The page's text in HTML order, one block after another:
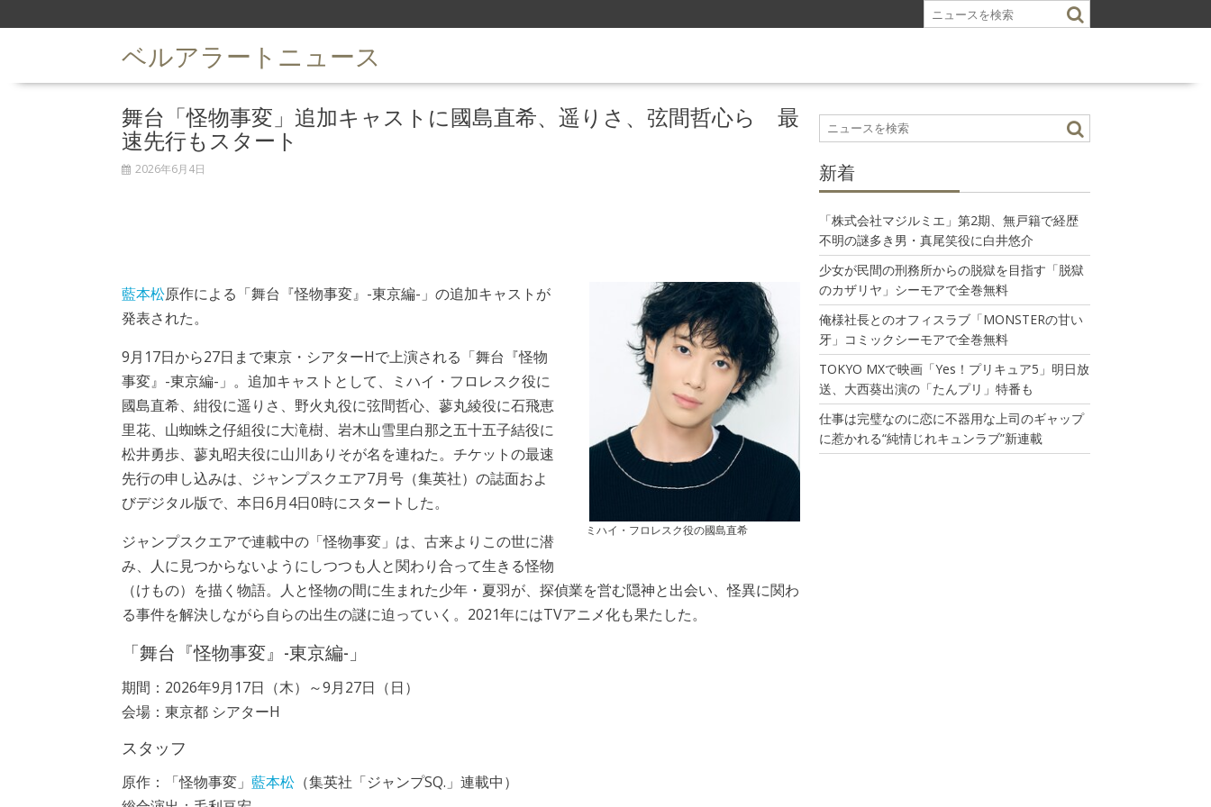
k
ベルアラートニュース
舞台「怪物事変」追加キャストに國島直希、遥りさ、弦間哲心ら 最
速先行もスタート
2026年6月4日
ミハイ・フロレスク役の國島直希
藍本松原作による「舞台『怪物事変』-東京編-」の追加キャストが
発表された。
9月17日から27日まで東京・シアターHで上演される「舞台『怪物
事変』-東京編-」。追加キャストとして、ミハイ・フロレスク役に
國島直希、紺役に遥りさ、野火丸役に弦間哲心、蓼丸綾役に石飛恵
里花、山蜘蛛之仔組役に大滝樹、岩木山雪里白那之五十五子結役に
松井勇歩、蓼丸昭夫役に山川ありそが名を連ねた。チケットの最速
先行の申し込みは、ジャンプスクエア7月号（集英社）の誌面およ
びデジタル版で、本日6月4日0時にスタートした。
ジャンプスクエアで連載中の「怪物事変」は、古来よりこの世に潜
み、人に見つからないようにしつつも人と関わり合って生きる怪物
（けもの）を描く物語。人と怪物の間に生まれた少年・夏羽が、探偵業を営む隠神と出会い、怪異に関わ
る事件を解決しながら自らの出生の謎に迫っていく。2021年にはTVアニメ化も果たした。
「舞台『怪物事変』-東京編-」
期間：2026年9月17日（木）～9月27日（日）
会場：東京都 シアターH
スタッフ
原作：「怪物事変」 藍本松（集英社「ジャンプSQ.」連載中）
新着
「株式会社マジルミエ」第2期、無戸籍で経歴
不明の謎多き男・真尾笑役に白井悠介
少女が民間の刑務所からの脱獄を目指す「脱獄
のカザリヤ」シーモアで全巻無料
俺様社長とのオフィスラブ「MONSTERの甘い
牙」コミックシーモアで全巻無料
TOKYO MXで映画「Yes！プリキュア5」明日放
送、大西葵出演の「たんプリ」特番も
仕事は完璧なのに恋に不器用な上司のギャップ
に惹かれる“純情じれキュンラブ”新連載